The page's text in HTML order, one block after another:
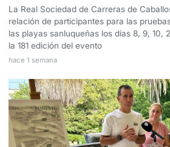
La Real Sociedad de Carreras de
relación de participantes para las
las playas sanluqueñas los días 8, 9, 10,
la 181 edición del evento
hace 1 semana